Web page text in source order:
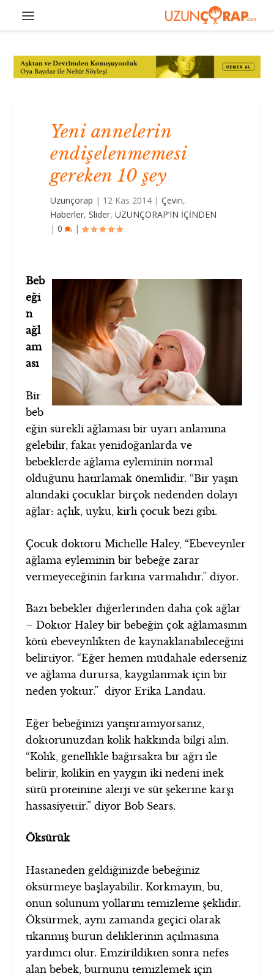
Yeni annelerin
endişelenmemesi
gereken 10 şey
Uzunçorap | 12 Kas 2014 |Çeviri,
Haberler,Slider,UZUNÇORAP’IN İÇİNDEN
|0 |
Beb
eği
n
ağl
am
ası
Bir
beb
eğin sürekli ağlaması bir uyarı anlamına
gelebilir, fakat yenidoğanlarda ve
bebeklerde ağlama eyleminin normal
olduğunu hatırlamak önemlidir. “Bir yaşın
altındaki çocuklar birçok nedenden dolayı
ağlar: açlık, uyku, kirli çocuk bezi gibi.
Çocuk doktoru Michelle Haley, “Ebeveynler
ağlama eyleminin bir bebeğe zarar
vermeyeceğinin farkına varmalıdır.” diyor.
Bazı bebekler diğerlerinden daha çok ağlar
– Doktor Haley bir bebeğin çok ağlamasının
kötü ebeveynlikten de kaynaklanabileceğini
belirtiyor. “Eğer hemen müdahale ederseniz
ve ağlama durursa, kaygılanmak için bir
neden yoktur.” diyor Erika Landau.
Eğer bebeğinizi yatıştıramıyorsanız,
doktorunuzdan kolik hakkında bilgi alın.
“Kolik, genellikle bağırsakta bir ağrı ile
belirir, kolikin en yaygın iki nedeni inek
sütü proteinine alerji ve süt şekerine karşı
hassasiyettir.” diyor Bob Sears.
Öksürük
Hastaneden geldiğinizde bebeğiniz
öksürmeye başlayabilir. Korkmayın, bu,
onun solunum yollarını temizleme şeklidir.
Öksürmek, aynı zamanda geçici olarak
tıkanmış burun deliklerinin açılmasına
yardımcı olur. Emzirildikten sonra nefes
alan bebek, burnunu temizlemek için